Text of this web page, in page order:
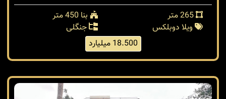
بنا 450 متر
ویلا دوبلکس
جنگلی
18.500 میلیارد